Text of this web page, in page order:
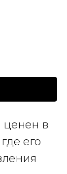
ценен в
его